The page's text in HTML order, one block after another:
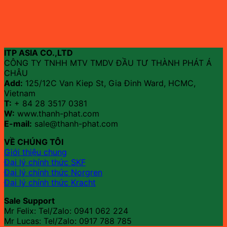
ITP ASIA CO.,LTD
CÔNG TY TNHH MTV TMDV ĐẦU TƯ THÀNH PHÁT Á
CHÂU
Add: 125/12C Van Kiep St, Gia Đinh Ward, HCMC,
Vietnam
T: + 84 28 3517 0381
W: www.thanh-phat.com
E-mail: sale@thanh-phat.com
VỀ CHÚNG TÔI
Giới thiệu chung
Đại lý chính thức SKF
Đại lý chính thức Norgren
Đại lý chính thức Kracht
Sale Support
Mr Felix: Tel/Zalo: 0941 062 224
Mr Lucas: Tel/Zalo: 0917 788 785